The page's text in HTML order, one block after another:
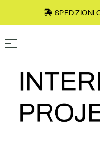
SPEDIZIONI